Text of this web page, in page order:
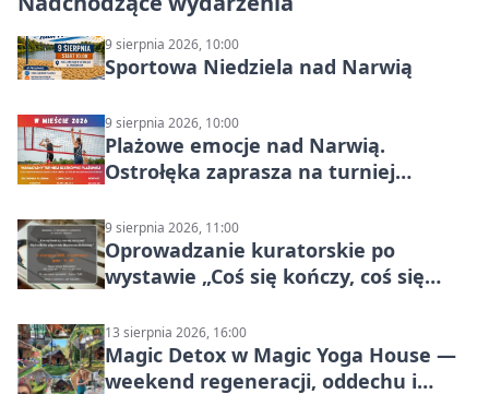
9 sierpnia 2026, 10:00
Sportowa Niedziela nad Narwią
9 sierpnia 2026, 10:00
Plażowe emocje nad Narwią.
Ostrołęka zaprasza na turniej
9 sierpnia 2026, 11:00
Oprowadzanie kuratorskie po
wystawie „Coś się kończy, coś się
Mazowsza do Korony”
13 sierpnia 2026, 16:00
Magic Detox w Magic Yoga House —
weekend regeneracji, oddechu i